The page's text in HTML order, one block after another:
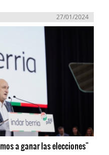
27/01/2024
a ganar las elecciones"